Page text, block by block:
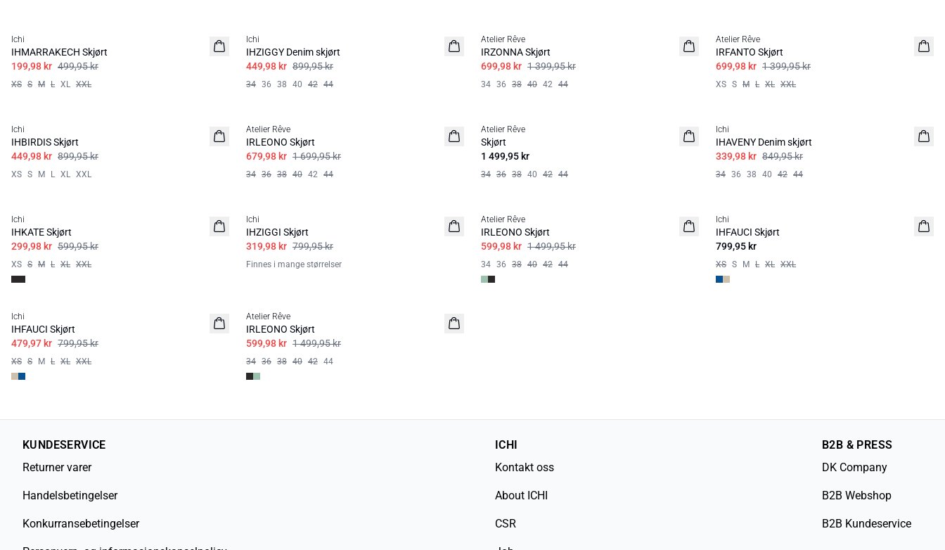
Ichi
IHMARRAKECH Skjørt
199,98 kr 499,95 kr
XS S M L XL XXL
Ichi
IHZIGGY Denim skjørt
449,98 kr 899,95 kr
34 36 38 40 42 44
Atelier Rêve
IRZONNA Skjørt
699,98 kr 1 399,95 kr
34 36 38 40 42 44
Atelier Rêve
IRFANTO Skjørt
699,98 kr 1 399,95 kr
XS S M L XL XXL
Ichi
IHBIRDIS Skjørt
449,98 kr 899,95 kr
XS S M L XL XXL
Atelier Rêve
IRLEONO Skjørt
679,98 kr 1 699,95 kr
34 36 38 40 42 44
Atelier Rêve
Skjørt
1 499,95 kr
34 36 38 40 42 44
Ichi
IHAVENY Denim skjørt
339,98 kr 849,95 kr
34 36 38 40 42 44
Ichi
IHKATE Skjørt
299,98 kr 599,95 kr
XS S M L XL XXL
Ichi
IHZIGGI Skjørt
319,98 kr 799,95 kr
Finnes i mange størrelser
Atelier Rêve
IRLEONO Skjørt
599,98 kr 1 499,95 kr
34 36 38 40 42 44
Ichi
IHFAUCI Skjørt
799,95 kr
XS S M L XL XXL
Ichi
IHFAUCI Skjørt
479,97 kr 799,95 kr
XS S M L XL XXL
Atelier Rêve
IRLEONO Skjørt
599,98 kr 1 499,95 kr
34 36 38 40 42 44
KUNDESERVICE
Returner varer
Handelsbetingelser
Konkurransebetingelser
ICHI
Kontakt oss
About ICHI
CSR
B2B & PRESS
DK Company
B2B Webshop
B2B Kundeservice